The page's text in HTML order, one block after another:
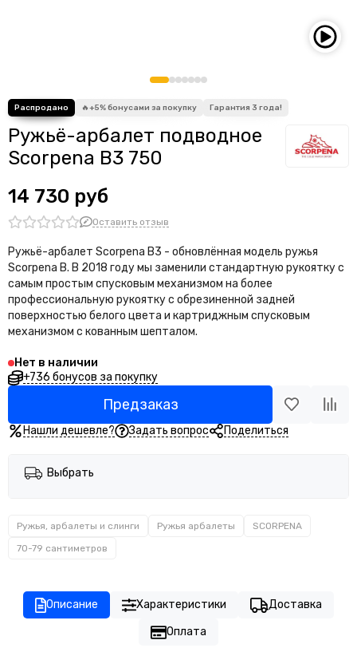
Ружьё-арбалет подводное
Scorpena B3 750
14 730 руб
Оставить отзыв
Ружьё-арбалет Scorpena В3 - обновлённая модель ружья
Scorpena В. В 2018 году мы заменили стандартную рукоятку с
самым простым спусковым механизмом на более
профессиональную рукоятку с обрезиненной задней
поверхностью белого цвета и картриджным спусковым
механизмом с кованным шепталом.
Нет в наличии
+736 бонусов за покупку
Предзаказ
Нашли дешевле? Задать вопрос Поделиться
Выбрать
Ружья, арбалеты и слинги Ружья арбалеты
SCORPENA
70-79 сантиметров
Описание Характеристики
Доставка
Оплата